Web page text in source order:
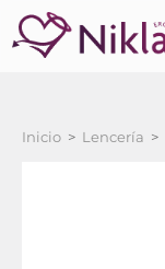
Inicio > Lencería >